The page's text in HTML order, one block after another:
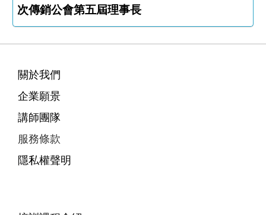
次傳銷公會第五屆理事長
關於我們
企業願景
講師團隊
服務條款
隱私權聲明